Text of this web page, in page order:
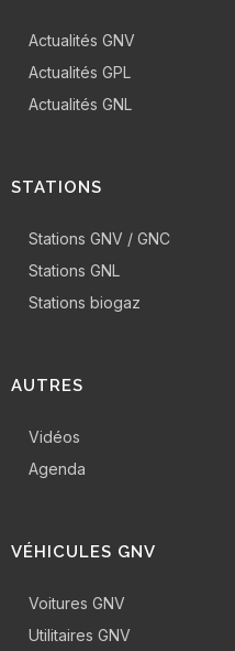
Actualités GNV
Actualités GPL
Actualités GNL
STATIONS
Stations GNV / GNC
Stations GNL
Stations biogaz
AUTRES
Vidéos
Agenda
VÉHICULES GNV
Voitures GNV
Utilitaires GNV